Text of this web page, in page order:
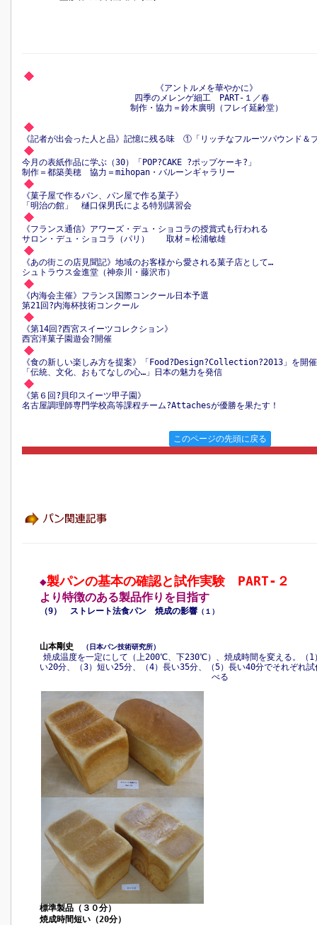
《アントルメを華やかに》
四季のメレンゲ細工 PART-１／春
制作・協力＝鈴木廣明（フレイ延齢堂）
《記者が出会った人と品》記憶に残る味 ①「リッチなフルーツパウンド＆
今月の表紙作品に学ぶ（30）「POP?CAKE ?ポップケーキ?」
制作＝都築美穂 協力＝mihopan・バルーンギャラリー
《菓子屋で作るパン、パン屋で作る菓子》
「明治の館」 樋口保男氏による特別講習会
《フランス通信》アワーズ・デュ・ショコラの授賞式も行われる
サロン・デュ・ショコラ（パリ） 取材＝松浦敏雄
《あの街この店見聞記》地域のお客様から愛される菓子店として…
シュトラウス金進堂（神奈川・藤沢市）
《内海会主催》フランス国際コンクール日本予選
第21回?内海杯技術コンクール
《第14回?西宮スイーツコレクション》
西宮洋菓子園遊会?開催
《食の新しい楽しみ方を提案》「Food?Design?Collection?2013」を開催
「伝統、文化、おもてなしの心…」日本の魅力を発信
《第６回?貝印スイーツ甲子園》
名古屋調理師専門学校高等課程チーム?Attachesが優勝を果たす！
このページの先頭に戻る
◆製パンの基本の確認と試作実験 PART‐２
より特徴のある製品作りを目指す
（9） ストレート法食パン 焼成の影響（１）
山本剛史 （日本パン技術研究所）
焼成温度を一定にして（上200℃、下230℃）、焼成時間を変える。（1
い20分、（3）短い25分、（4）長い35分、（5）長い40分でそれぞれ
べる
標準製品（３０分）
焼成時間短い（20分）